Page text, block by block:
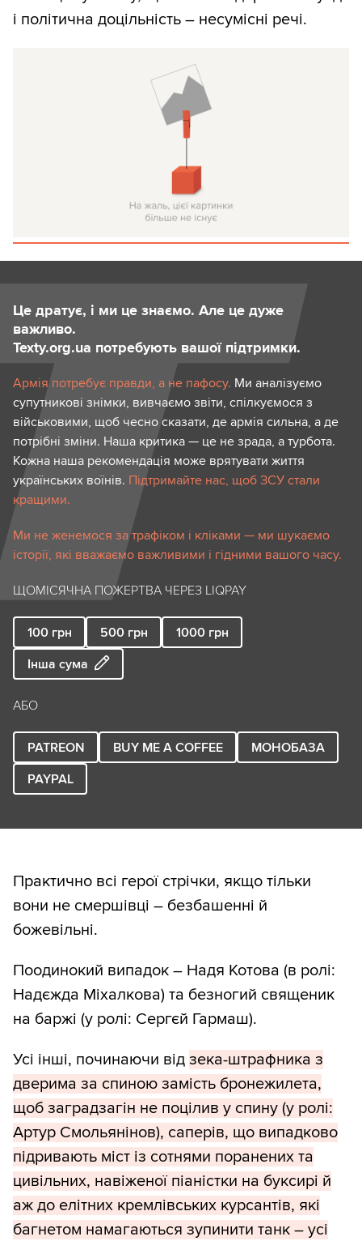
і політична доцільність – несумісні речі.
Це дратує, і ми це знаємо. Але це дуже
важливо.
Texty.org.ua потребують вашої підтримки.
Армія потребує правди, а не пафосу. Ми аналізуємо
супутникові знімки, вивчаємо звіти, спілкуємося з
військовими, щоб чесно сказати, де армія сильна, а де
потрібні зміни. Наша критика — це не зрада, а турбота.
Кожна наша рекомендація може врятувати життя
українських воїнів. Підтримайте нас, щоб ЗСУ стали
кращими.
Ми не женемося за трафіком і кліками — ми шукаємо
історії, які вважаємо важливими і гідними вашого часу.
ЩОМІСЯЧНА ПОЖЕРТВА ЧЕРЕЗ LIQPAY
100 грн 500 грн 1000 грн
Інша сума
АБО
PATREON BUY ME A COFFEE
МОНОБАЗА
PAYPAL
Практично всі герої стрічки, якщо тільки
вони не смершівці – безбашенні й
божевільні.
Поодинокий випадок – Надя Котова (в ролі:
Надєжда Міхалкова) та безногий священик
на баржі (у ролі: Сергєй Гармаш).
Усі інші, починаючи від зека-штрафника з
дверима за спиною замість бронежилета,
щоб заградзагін не поцілив у спину (у ролі:
Артур Смольянінов), саперів, що випадково
підривають міст із сотнями поранених та
цивільних, навіженої піаністки на буксирі й
аж до елітних кремлівських курсантів, які
багнетом намагаються зупинити танк – усі